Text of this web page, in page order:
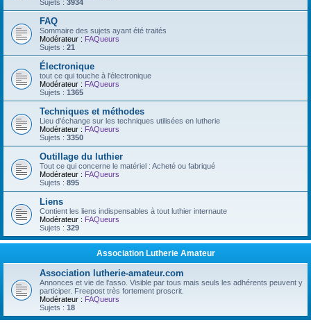
Sujets : 3934
FAQ
Sommaire des sujets ayant été traités
Modérateur : FAQueurs
Sujets : 21
Électronique
tout ce qui touche à l'électronique
Modérateur : FAQueurs
Sujets : 1365
Techniques et méthodes
Lieu d'échange sur les techniques utilisées en lutherie
Modérateur : FAQueurs
Sujets : 3350
Outillage du luthier
Tout ce qui concerne le matériel : Acheté ou fabriqué
Modérateur : FAQueurs
Sujets : 895
Liens
Contient les liens indispensables à tout luthier internaute
Modérateur : FAQueurs
Sujets : 329
Association Lutherie Amateur
Association lutherie-amateur.com
Annonces et vie de l'asso. Visible par tous mais seuls les adhérents peuvent y
participer. Freepost très fortement proscrit.
Modérateur : FAQueurs
Sujets : 18